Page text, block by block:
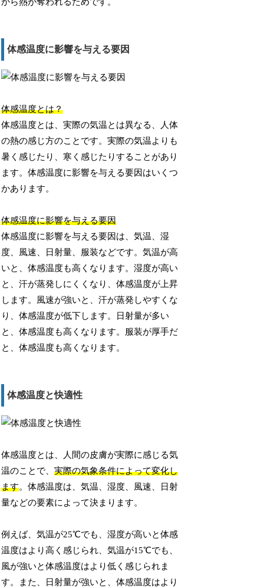
から熱が奪われるためです。
体感温度に影響を与える要因
体感温度とは？
体感温度とは、実際の気温とは異なる、人体
の熱の感じ方のことです。実際の気温よりも
暑く感じたり、寒く感じたりすることがあり
ます。体感温度に影響を与える要因はいくつ
かあります。
体感温度に影響を与える要因
体感温度に影響を与える要因は、気温、湿
度、風速、日射量、服装などです。気温が高
いと、体感温度も高くなります。湿度が高い
と、汗が蒸発しにくくなり、体感温度が上昇
します。風速が強いと、汗が蒸発しやすくな
り、体感温度が低下します。日射量が多い
と、体感温度も高くなります。服装が厚手だ
と、体感温度も高くなります。
体感温度と快適性
体感温度とは、人間の皮膚が実際に感じる気
温のことで、実際の気象条件によって変化し
ます。体感温度は、気温、湿度、風速、日射
量などの要素によって決まります。
例えば、気温が25℃でも、湿度が高いと体感
温度はより高く感じられ、気温が15℃でも、
風が強いと体感温度はより低く感じられま
す。また、日射量が強いと、体感温度はより